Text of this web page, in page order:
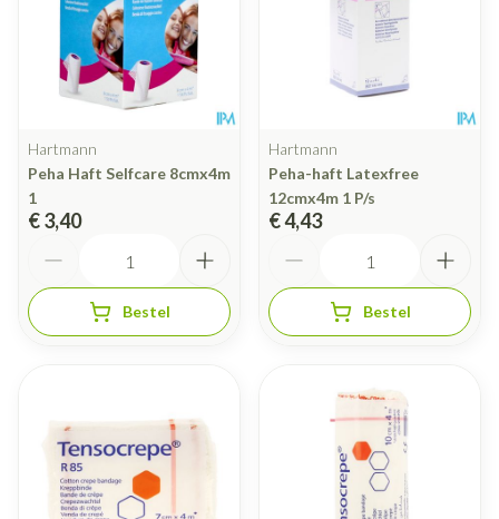
Hartmann
Peha Haft Selfcare 8cmx4m
1
€ 3,40
Bestel
Hartmann
Peha-haft Latexfree
12cmx4m 1 P/s
€ 4,43
Bestel